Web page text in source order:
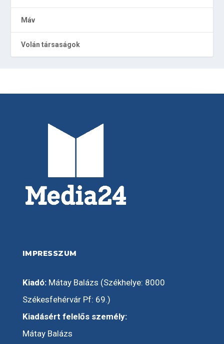
Máv
Volán társaságok
IMPRESSZUM
Kiadó:Mátay Balázs (Székhelye: 8000
Székesfehérvár Pf: 69.)
Kiadásért felelős személy:
Mátay Balázs